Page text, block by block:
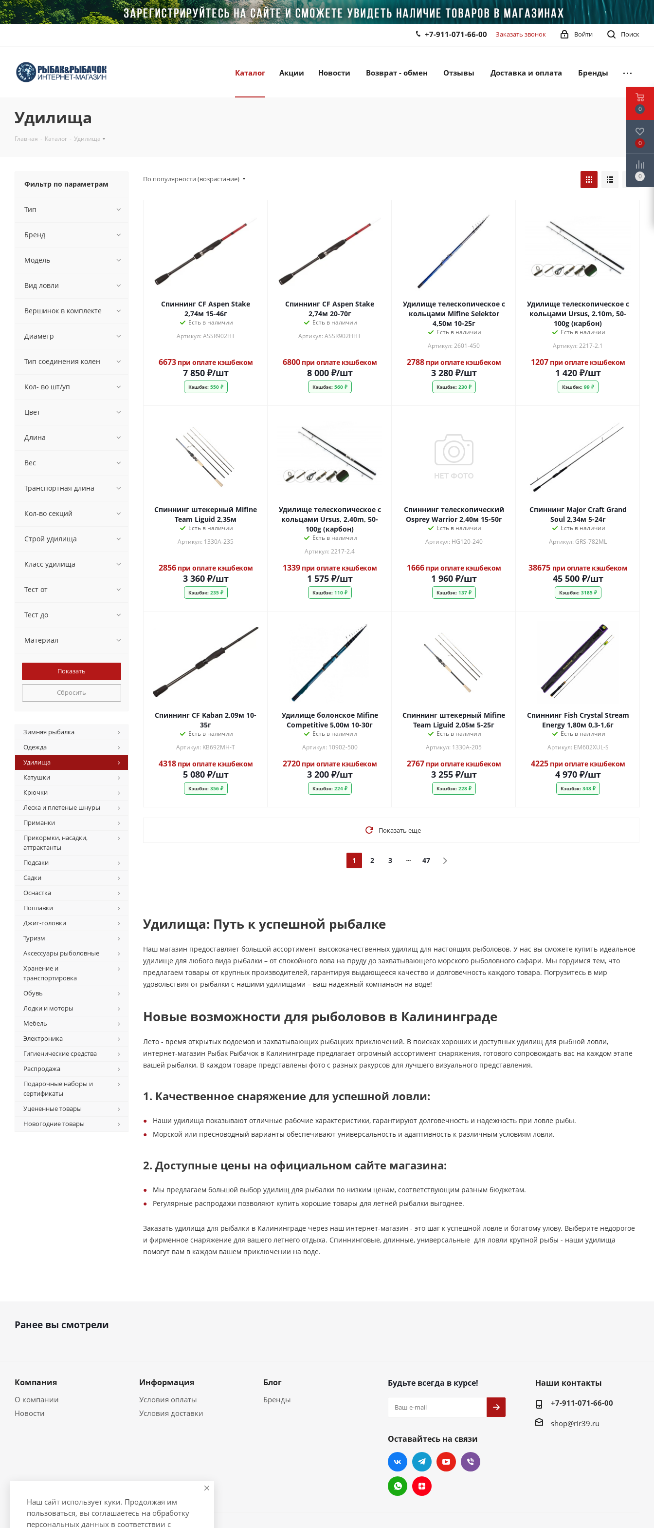
Поиск
Войти
+7-911-071-66-00 Заказать звонок
Каталог Акции Новости Возврат - обмен Отзывы Доставка и оплата Бренды
Удилища
Главная - Каталог - Удилища
По популярности (возрастание)
Спиннинг CF Aspen Stake
2,74м 15-46г
Есть в наличии
Артикул: ASSR902HT
6673при оплате кэшбеком
7 850₽/шт
Кэшбэк:550 ₽
Спиннинг CF Aspen Stake
2,74м 20-70г
Есть в наличии
Артикул: ASSR902HHT
6800при оплате кэшбеком
8 000₽/шт
Кэшбэк:560 ₽
Удилище телескопическое с
кольцами Mifine Selektor
4,50м 10-25г
Есть в наличии
Артикул: 2601-450
2788при оплате кэшбеком
3 280₽/шт
Кэшбэк:230 ₽
Удилище телескопическое с
кольцами Ursus, 2.10m, 50-
100g (карбон)
Есть в наличии
Артикул: 2217-2.1
1207при оплате кэшбеком
1 420₽/шт
Кэшбэк:99 ₽
Спиннинг штекерный Mifine
Team Liguid 2,35м
Есть в наличии
Артикул: 1330A-235
2856при оплате кэшбеком
3 360₽/шт
Кэшбэк:235 ₽
Удилище телескопическое с
кольцами Ursus, 2.40m, 50-
100g (карбон)
Есть в наличии
Артикул: 2217-2.4
1339при оплате кэшбеком
1 575₽/шт
Кэшбэк:110 ₽
Спиннинг телескопический
Osprey Warrior 2,40м 15-50г
Есть в наличии
Артикул: HG120-240
1666при оплате кэшбеком
1 960₽/шт
Кэшбэк:137 ₽
Спиннинг Major Craft Grand
Soul 2,34м 5-24г
Есть в наличии
Артикул: GRS-782ML
38675 при оплате кэшбеком
45 500₽/шт
Кэшбэк:3185 ₽
Спиннинг CF Kaban 2,09м 10-
35г
Есть в наличии
Артикул: KB692MH-T
4318при оплате кэшбеком
5 080₽/шт
Кэшбэк:356 ₽
Удилище болонское Mifine
Competitive 5,00м 10-30г
Есть в наличии
Артикул: 10902-500
2720при оплате кэшбеком
3 200₽/шт
Кэшбэк:224 ₽
Спиннинг штекерный Mifine
Team Liguid 2,05м 5-25г
Есть в наличии
Артикул: 1330A-205
2767при оплате кэшбеком
3 255₽/шт
Кэшбэк:228 ₽
Спиннинг Fish Crystal Stream
Energy 1,80м 0,3-1,6г
Есть в наличии
Артикул: EM602XUL-S
4225при оплате кэшбеком
4 970₽/шт
Кэшбэк:348 ₽
Показать еще
1 2 3 47
Удилища: Путь к успешной рыбалке
Наш магазин предоставляет большой ассортимент высококачественных удилищ для настоящих рыболовов. У нас вы сможете купить идеальное
удилище для любого вида рыбалки – от спокойного лова на пруду до захватывающего морского рыболовного сафари. Мы гордимся тем, что
предлагаем товары от крупных производителей, гарантируя выдающееся качество и долговечность каждого товара. Погрузитесь в мир
удовольствия от рыбалки с нашими удилищами – ваш надежный компаньон на воде!
Новые возможности для рыболовов в Калининграде
Лето - время открытых водоемов и захватывающих рыбацких приключений. В поисках хороших и доступных удилищ для рыбной ловли,
интернет-магазин Рыбак Рыбачок в Калининграде предлагает огромный ассортимент снаряжения, готового сопровождать вас на каждом этапе
вашей рыбалки. В каждом товаре представлены фото с разных ракурсов для лучшего визуального представления.
1. Качественное снаряжение для успешной ловли:
Наши удилища показывают отличные рабочие характеристики, гарантируют долговечность и надежность при ловле рыбы.
Морской или пресноводный варианты обеспечивают универсальность и адаптивность к различным условиям ловли.
2. Доступные цены на официальном сайте магазина:
Мы предлагаем большой выбор удилищ для рыбалки по низким ценам, соответствующим разным бюджетам.
Регулярные распродажи позволяют купить хорошие товары для летней рыбалки выгоднее.
Заказать удилища для рыбалки в Калининграде через наш интернет-магазин - это шаг к успешной ловле и богатому улову. Выберите недорогое
и фирменное снаряжение для вашего летнего отдыха. Спиннинговые, длинные, универсальные для ловли крупной рыбы - наши удилища
помогут вам в каждом вашем приключении на воде.
Фильтр по параметрам
Тип
Бренд
Модель
Вид ловли
Вершинок в комплекте
Диаметр
Тип соединения колен
Кол- во шт/уп
Цвет
Длина
Вес
Транспортная длина
Кол-во секций
Строй удилища
Класс удилища
Тест от
Тест до
Материал
Сбросить
Зимняя рыбалка
Одежда
Удилища
Катушки
Крючки
Леска и плетеные шнуры
Приманки
Прикормки, насадки,
аттрактанты
Подсаки
Садки
Оснастка
Поплавки
Джиг-головки
Туризм
Аксессуары рыболовные
Хранение и
транспортировка
Обувь
Лодки и моторы
Мебель
Электроника
Гигиенические средства
Распродажа
Подарочные наборы и
сертификаты
Уцененные товары
Новогодние товары
Ранее вы смотрели
Компания
О компании
Новости
Информация
Условия оплаты
Условия доставки
Блог
Бренды
Будьте всегда в курсе!
Оставайтесь на связи
Наши контакты
+7-911-071-66-00
shop@rir39.ru
0
0
0
Наш сайт использует куки. Продолжая им
пользоваться, вы соглашаетесь на обработку
персональных данных в соответствии с